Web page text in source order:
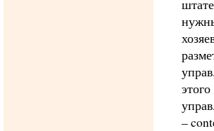
–